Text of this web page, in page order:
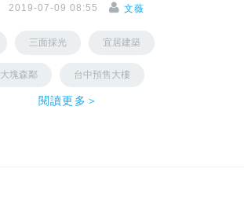
2019-07-09 08:55 文薇
三面採光 宜居建築
大塊森鄰 台中預售大樓
閱讀更多＞